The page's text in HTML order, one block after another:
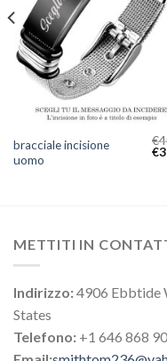
bracciale incisione
uomo
€
€
METTITI IN
Indirizzo:4906 Ebbtide
States
Telefono: +1 646 868